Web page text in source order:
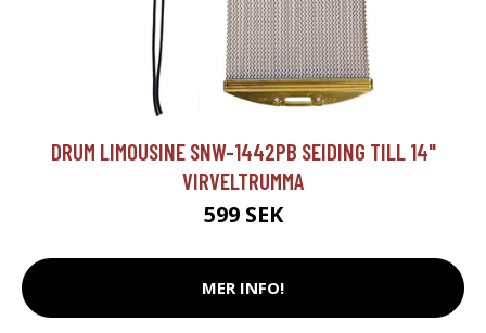
DRUM LIMOUSINE SNW-1442PB SEIDING TILL 14"
VIRVELTRUMMA
599 SEK
MER INFO!